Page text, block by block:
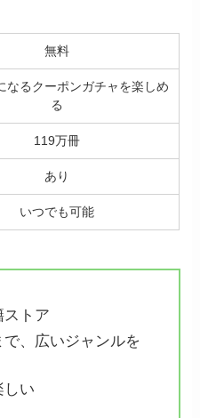
無料
なるクーポンガチャを楽しめ
る
119万冊
あり
いつでも可能
ストア
、広いジャンルを
しい